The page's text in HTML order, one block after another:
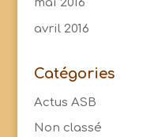
mai 2016
avril 2016
Catégories
Actus ASB
Non classé